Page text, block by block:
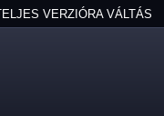
VERZIÓRA VÁLTÁS